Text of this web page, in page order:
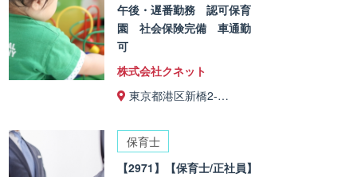
午後・遅番勤務 認可保育
園 社会保険完備 車通勤
可
株式会社クネット
東京都港区新橋2-…
保育士
【2971】【保育士/正社員】